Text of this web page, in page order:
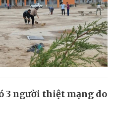
3 người thiệt mạng do